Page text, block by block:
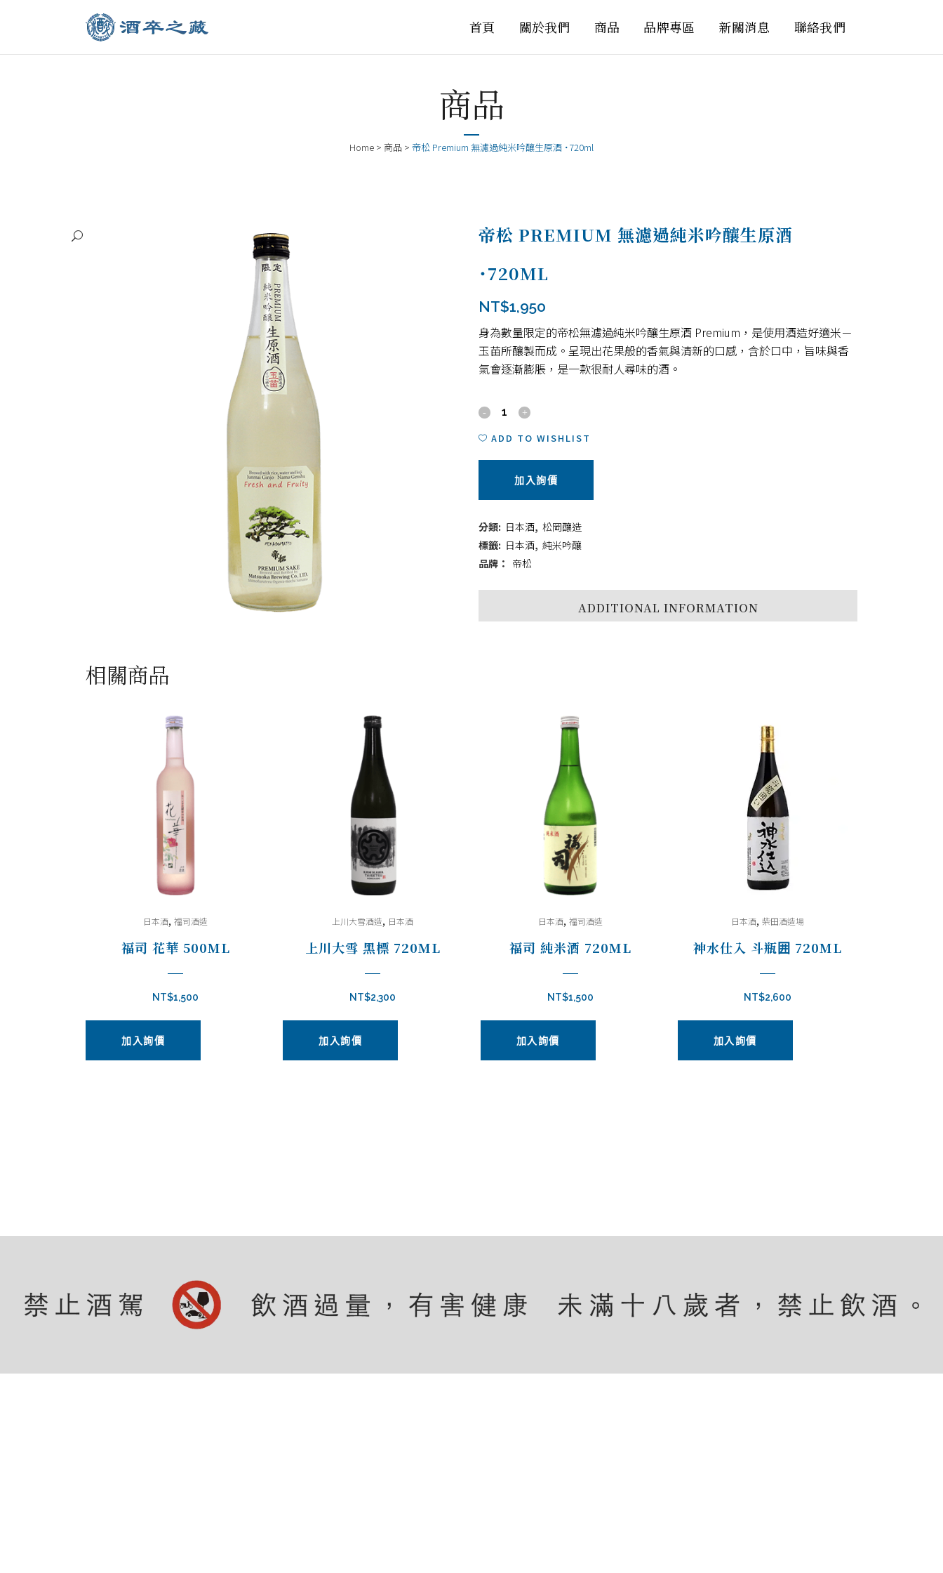
首頁 關於我們 商品 品牌專區 新關消息 聯絡我們
商品
Home > 商品 > 帝松 Premium 無濾過純米吟釀生原酒 ˙720ml
帝松 PREMIUM 無濾過純米吟釀生原酒
˙720ML
NT$1,950
身為數量限定的帝松無濾過純米吟釀生原酒 Premium，是使用酒造好適米－
玉苗所釀製而成。呈現出花果般的香氣與清新的口感，含於口中，旨味與香
氣會逐漸膨脹，是一款很耐人尋味的酒。
帝
松
Premium
過
純
米
吟
ADD TO WISHLIST
加入詢價
分類: 日本酒, 松岡釀造
標籤: 日本酒, 純米吟釀
品牌： 帝松
ADDITIONAL INFORMATION
相關商品
日本酒,福司酒造
福司 花華 500ML
NT$1,500
加入詢價
上川大雪酒造, 日本酒
上川大雪 黑標 720ML
NT$2,300
加入詢價
日本酒, 福司酒造
福司 純米酒 720ML
NT$1,500
加入詢價
日本酒, 柴田酒造場
神水仕入 斗瓶囲 720ML
NT$2,600
加入詢價